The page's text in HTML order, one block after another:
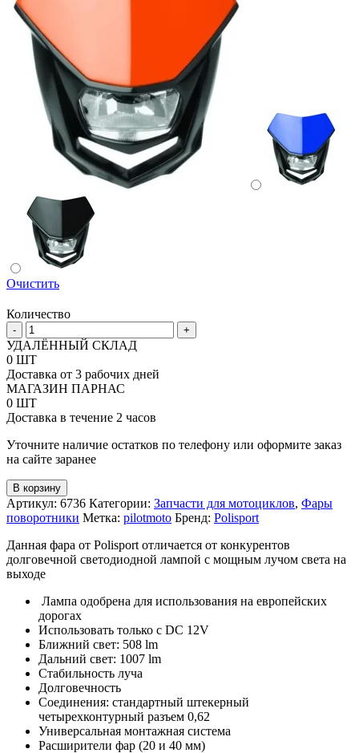
Очистить
Количество
-
Количество
товара
Универсальная
фара
Halo
Polisport
+
УДАЛЁННЫЙ СКЛАД
0 ШТ
Доставка от 3 рабочих дней
МАГАЗИН ПАРНАС
0 ШТ
Доставка в течение 2 часов
Уточните наличие остатков по телефону или оформите заказ
на сайте заранее
В корзину
Артикул: 6736 Категории: Запчасти для мотоциклов, Фары
поворотники Метка: pilotmoto Бренд: Polisport
Данная фара от Polisport отличается от конкурентов
долговечной светодиодной лампой с мощным лучом света на
выходе
Лампа одобрена для использования на европейских
дорогах
Использовать только с DC 12V
Ближний свет: 508 lm
Дальний свет: 1007 lm
Стабильность луча
Долговечность
Соединения: стандартный штекерный
четырехконтурный разъем 0,62
Универсальная монтажная система
Расширители фар (20 и 40 мм)